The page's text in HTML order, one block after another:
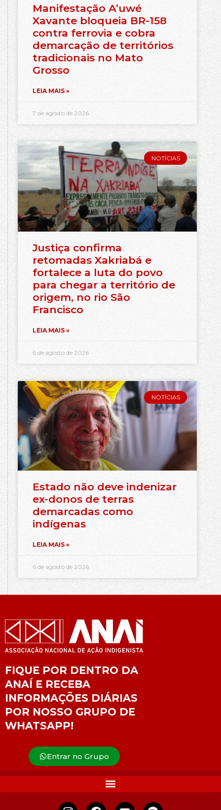
Manifestação A’uwé
Xavante bloqueia BR-158
contra ferrovia e cobra
demarcação de territórios
tradicionais no Mato
Grosso
LEIA MAIS »
7 de agosto de 2026
NOTÍCIAS
Justiça confirma
retomadas Xakriabá e
fortalece a luta do povo
para chegar a território de
origem, no rio São
Francisco
LEIA MAIS »
6 de agosto de 2026
NOTÍCIAS
Estado não deve indenizar
ex-donos de terras
demarcadas como
indígenas
LEIA MAIS »
6 de agosto de 2026
FIQUE POR DENTRO DA
ANAÍ E RECEBA
INFORMAÇÕES DIÁRIAS
POR NOSSO GRUPO DE
WHATSAPP!
Entrar no Grupo